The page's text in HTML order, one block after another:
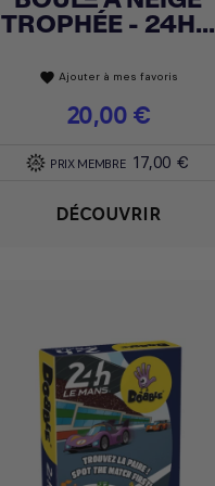
TROPHÉE - 24H...
favorite Ajouter à mes favoris
Prix
20,00 €
PRIX MEMBRE 17,00 €
DÉCOUVRIR